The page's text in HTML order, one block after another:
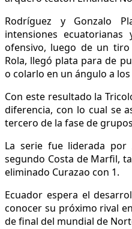
Rodríguez y Gonzalo
intensiones
ofensivo, luego de un
Rola, llegó plata para de
o colarlo en un ángulo a los
Con este resultado la
diferencia, con lo cual se
tercero de la fase de
La serie fue liderada por
segundo Costa de Marfil,
eliminado Curazao con 1.
Ecuador espera el
conocer su próximo rival
de final del mundial de